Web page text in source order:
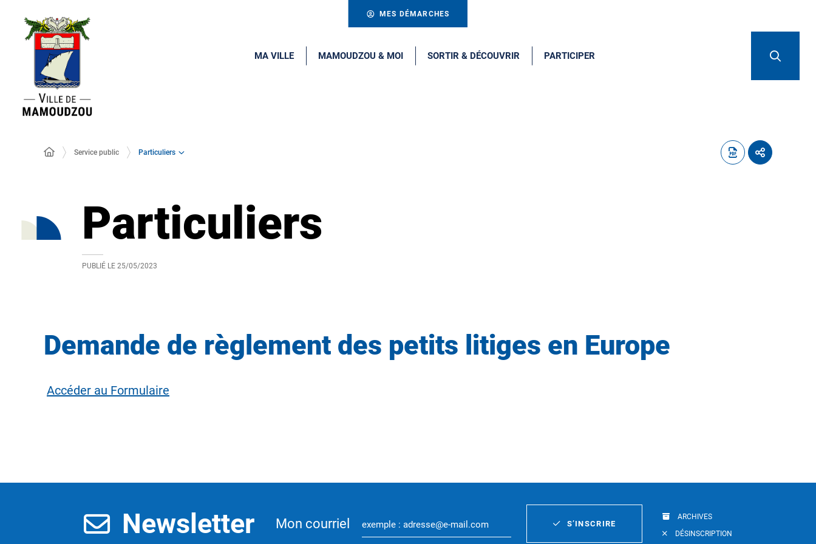
MES DÉMARCHES
MA VILLE MAMOUDZOU & MOI SORTIR & DÉCOUVRIR PARTICIPER
Service public Particuliers
Particuliers
PUBLIÉ LE 25/05/2023
Demande de règlement des petits litiges en Europe
Accéder au Formulaire
Newsletter Mon courriel S’INSCRIRE
ARCHIVES
DÉSINSCRIPTION